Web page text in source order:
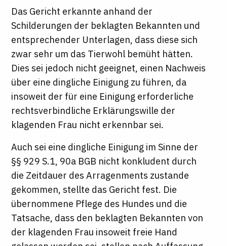
Das Gericht erkannte anhand der
Schilderungen der beklagten Bekannten und
entsprechender Unterlagen, dass diese sich
zwar sehr um das Tierwohl bemüht hätten.
Dies sei jedoch nicht geeignet, einen Nachweis
über eine dingliche Einigung zu führen, da
insoweit der für eine Einigung erforderliche
rechtsverbindliche Erklärungswille der
klagenden Frau nicht erkennbar sei.
Auch sei eine dingliche Einigung im Sinne der
§§ 929 S.1, 90a BGB nicht konkludent durch
die Zeitdauer des Arragenments zustande
gekommen, stellte das Gericht fest. Die
übernommene Pflege des Hundes und die
Tatsache, dass den beklagten Bekannten von
der klagenden Frau insoweit freie Hand